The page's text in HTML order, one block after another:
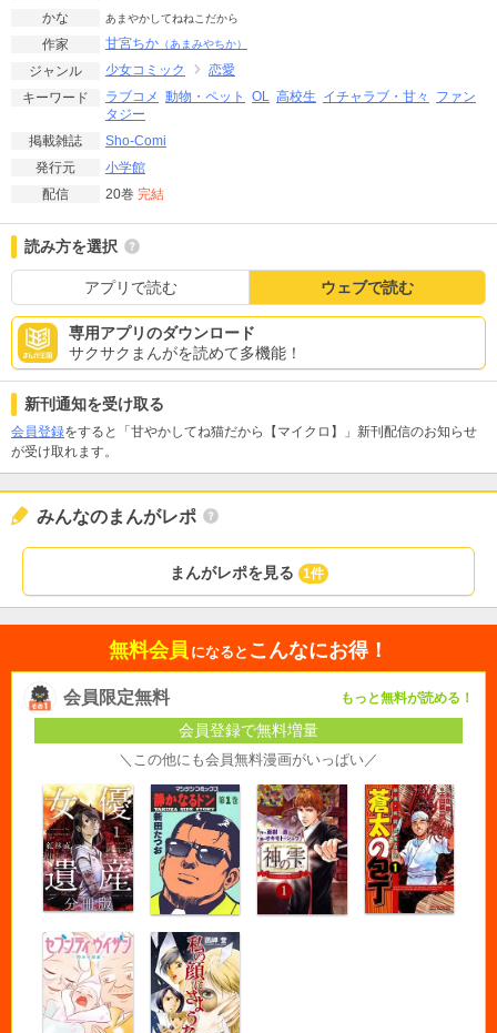
かな
あまやかしてねねこだから
作家 甘宮ちか （あまみやちか）
ジャンル 少女コミック
恋愛
キーワード
ラブコメ 動物・ペット OL 高校生 イチャラブ・甘々
ファン
タジー
掲載雑誌
Sho-Comi
発行元
小学館
配信
20巻 完結
読み方を選択
アプリで読む ウェブで読む
専用アプリのダウンロード
サクサクまんがを読めて多機能！
新刊通知を受け取る
会員登録をすると「甘やかしてね猫だから【マイクロ】」新刊配信のお知らせ
が受け取れます。
みんなのまんがレポ
まんがレポを見る 1件
無料会員 になると こんなにお得！
会員限定無料 もっと無料が読める！
会員登録で無料増量
＼この他にも会員無料漫画がいっぱい／